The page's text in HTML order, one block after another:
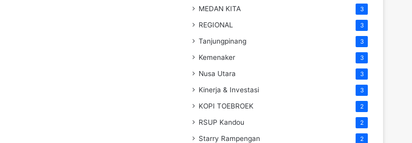
MEDAN KITA 3
REGIONAL 3
Tanjungpinang 3
Kemenaker 3
Nusa Utara 3
Kinerja & Investasi 3
KOPI TOEBROEK 2
RSUP Kandou 2
Starry Rampengan 2